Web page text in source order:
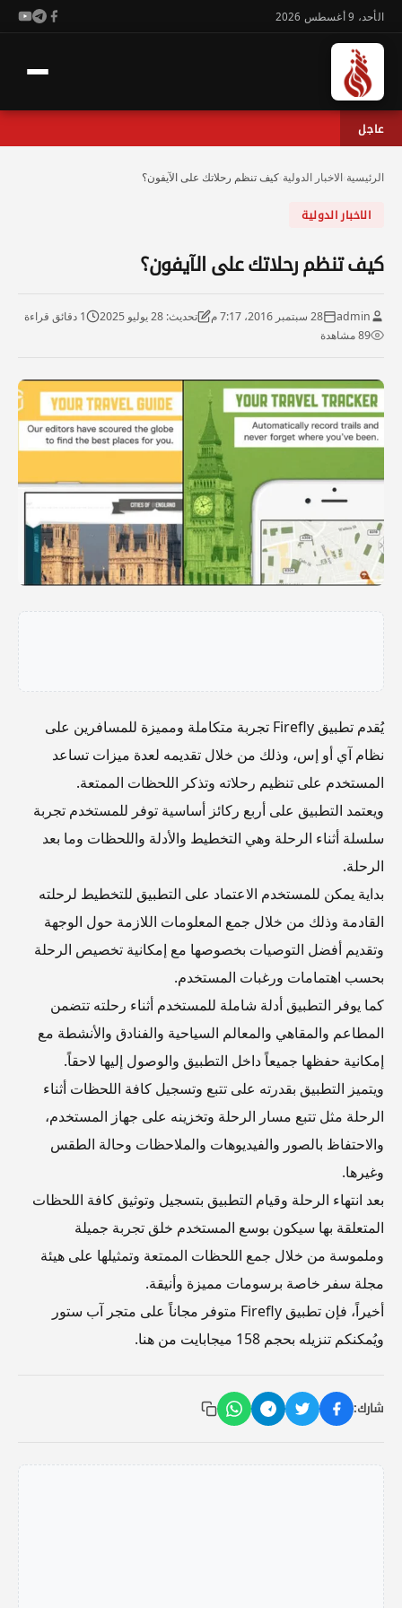
الأحد، 9 أغسطس 2026
عاجل
الرئيسية الاخبار الدولية كيف تنظم رحلاتك على الآيفون؟
الاخبار الدولية
كيف تنظم رحلاتك على الآيفون؟
admin 28 سبتمبر 2016، 7:17 م تحديث: 28 يوليو 2025
1 دقائق قراءة
89 مشاهدة
يُقدم تطبيق Firefly تجربة متكاملة ومميزة للمسافرين على
نظام آي أو إس، وذلك من خلال تقديمه لعدة ميزات تساعد
المستخدم على تنظيم رحلاته وتذكر اللحظات الممتعة.
ويعتمد التطبيق على أربع ركائز أساسية توفر للمستخدم تجربة
سلسلة أثناء الرحلة وهي التخطيط والأدلة واللحظات وما بعد
الرحلة.
بداية يمكن للمستخدم الاعتماد على التطبيق للتخطيط لرحلته
القادمة وذلك من خلال جمع المعلومات اللازمة حول الوجهة
وتقديم أفضل التوصيات بخصوصها مع إمكانية تخصيص الرحلة
بحسب اهتمامات ورغبات المستخدم.
كما يوفر التطبيق أدلة شاملة للمستخدم أثناء رحلته تتضمن
المطاعم والمقاهي والمعالم السياحية والفنادق والأنشطة مع
إمكانية حفظها جميعاً داخل التطبيق والوصول إليها لاحقاً.
ويتميز التطبيق بقدرته على تتبع وتسجيل كافة اللحظات أثناء
الرحلة مثل تتبع مسار الرحلة وتخزينه على جهاز المستخدم،
والاحتفاظ بالصور والفيديوهات والملاحظات وحالة الطقس
وغيرها.
بعد انتهاء الرحلة وقيام التطبيق بتسجيل وتوثيق كافة اللحظات
المتعلقة بها سيكون بوسع المستخدم خلق تجربة جميلة
وملموسة من خلال جمع اللحظات الممتعة وتمثيلها على هيئة
مجلة سفر خاصة برسومات مميزة وأنيقة.
أخيراً، فإن تطبيق Firefly متوفر مجاناً على متجر آب ستور
ويُمكنكم تنزيله بحجم 158 ميجابايت من هنا.
شارك: